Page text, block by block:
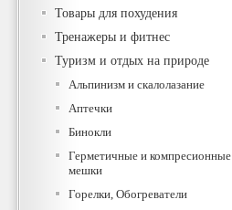
Товары для похудения
Тренажеры и фитнес
Туризм и отдых на природе
Альпинизм и скалолазание
Аптечки
Бинокли
Герметичные и компресионные
мешки
Горелки, Обогреватели